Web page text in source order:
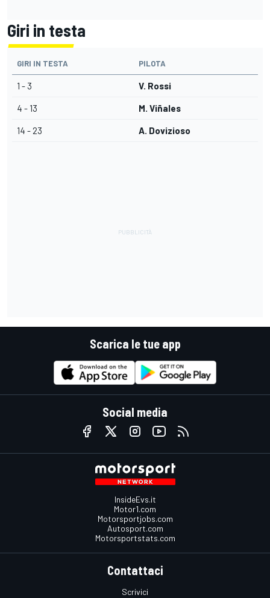
Giri in testa
GIRI IN TESTA PILOTA
1 - 3 V. Rossi
4 - 13 M. Viñales
14 - 23 A. Dovizioso
Scarica le tue app
Social media
InsideEvs.it
Motor1.com
Motorsportjobs.com
Autosport.com
Motorsportstats.com
Contattaci
Scrivici